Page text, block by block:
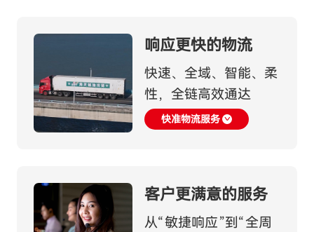
响应更快的物流
快速、全域、智能、柔
性，全链高效通达
快准物流服务
客户更满意的服务
从“敏捷响应”到“全周